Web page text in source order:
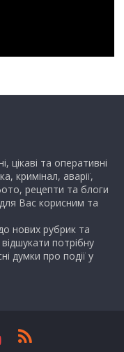
цікаві та оперативні
кримінал, аварії,
рецепти та блоги
Вас корисним та
нових рубрик та
потрібну
думки про події у